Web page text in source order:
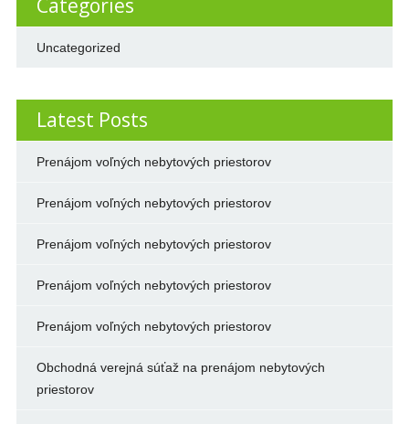
Categories
Uncategorized
Latest Posts
Prenájom voľných nebytových priestorov
Prenájom voľných nebytových priestorov
Prenájom voľných nebytových priestorov
Prenájom voľných nebytových priestorov
Prenájom voľných nebytových priestorov
Obchodná verejná súťaž na prenájom nebytových
priestorov